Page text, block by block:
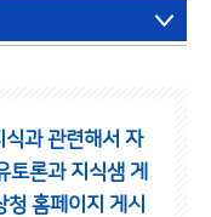
과 관련해서 자
토론과 지식샘 게
청 홈페이지 게시